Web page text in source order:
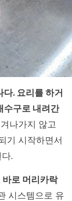
. 요리를 하거
수구로 내려간
나가지 않고
기 시작하면서
.
, 바로 머리카락
시스템으로 유